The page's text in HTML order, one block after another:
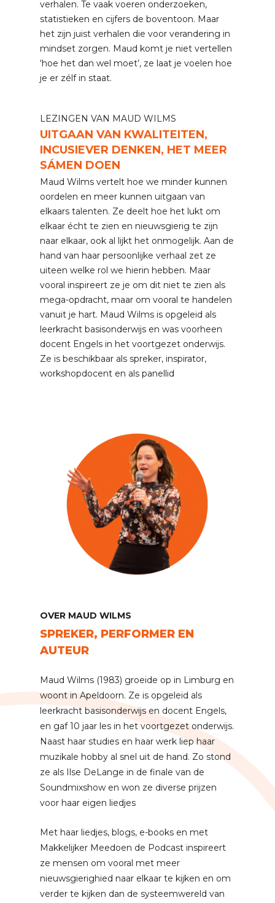
verhalen. Te vaak voeren onderzoeken,
statistieken en cijfers de boventoon. Maar
het zijn juist verhalen die voor verandering in
mindset zorgen. Maud komt je niet vertellen
‘hoe het dan wel moet’, ze laat je voelen hoe
je er zélf in staat.
LEZINGEN VAN MAUD WILMS
UITGAAN VAN KWALITEITEN,
INCUSIEVER DENKEN, HET MEER
SÁMEN DOEN
Maud Wilms vertelt hoe we minder kunnen
oordelen en meer kunnen uitgaan van
elkaars talenten. Ze deelt hoe het lukt om
elkaar écht te zien en nieuwsgierig te zijn
naar elkaar, ook al lijkt het onmogelijk. Aan de
hand van haar persoonlijke verhaal zet ze
uiteen welke rol we hierin hebben. Maar
vooral inspireert ze je om dit niet te zien als
mega-opdracht, maar om vooral te handelen
vanuit je hart. Maud Wilms is opgeleid als
leerkracht basisonderwijs en was voorheen
docent Engels in het voortgezet onderwijs.
Ze is beschikbaar als spreker, inspirator,
workshopdocent en als panellid
OVER MAUD WILMS
SPREKER, PERFORMER EN
AUTEUR
Maud Wilms (1983) groeide op in Limburg en
woont in Apeldoorn. Ze is opgeleid als
leerkracht basisonderwijs en docent Engels,
en gaf 10 jaar les in het voortgezet onderwijs.
Naast haar studies en haar werk liep haar
muzikale hobby al snel uit de hand. Zo stond
ze als Ilse DeLange in de finale van de
Soundmixshow en won ze diverse prijzen
voor haar eigen liedjes
Met haar liedjes, blogs, e-books en met
Makkelijker Meedoen de Podcast inspireert
ze mensen om vooral met meer
nieuwsgierighied naar elkaar te kijken en om
verder te kijken dan de systeemwereld van